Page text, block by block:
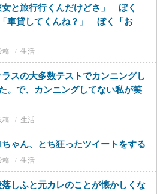
女と旅行行くんだけどさ」 ぼく
車貸してくんね？」 ぼく「お
生活
スの大多数テストでカンニングし
。で、カンニングしてない私が笑
生活
ちゃん、とち狂ったツイートをする
生活
しふと元カレのことが懐かしくな